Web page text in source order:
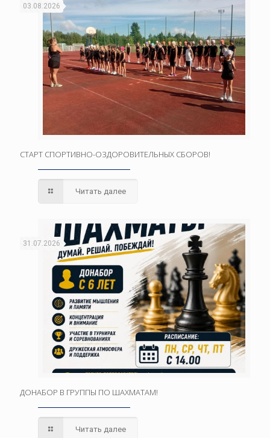
03.08.2026
СТАРТ СПОРТИВНО-ОЗДОРОВИТЕЛЬНЫХ СБОРОВ!
Читать далее
31.07.2026
ДОНАБОР В ГРУППЫ ПО ШАХМАТАМ!
Читать далее